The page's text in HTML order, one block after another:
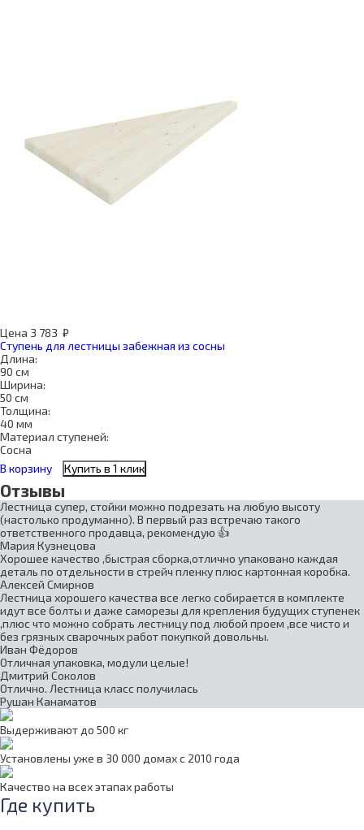
Цена 3 783 ₽
Ступень для лестницы забежная из сосны
Длина:
90 см
Ширина:
50 см
Толщина:
40 мм
Материал ступеней:
Сосна
В корзину
Купить в 1 клик
Отзывы
Лестница супер, стойки можно подрезать на любую высоту
(настолько продуманно). В первый раз встречаю такого
ответственного продавца, рекомендую 👍
Мария Кузнецова
Хорошее качество ,быстрая сборка,отлично упаковано каждая
деталь по отдельности в стрейч пленку плюс картонная коробка.
Алексей Смирнов
Лестница хорошего качества все легко собирается в комплекте
идут все болты и даже саморезы для крепления будущих ступенек
,плюс что можно собрать лестницу под любой проем ,все чисто и
без грязных сварочных работ покупкой довольны.
Иван Фёдоров
Отличная упаковка, модули целые!
Дмитрий Соколов
Отлично. Лестница класс получилась
Рушан Канаматов
Выдерживают до 500 кг
Установлены уже в 30 000 домах с 2010 года
Качество на всех этапах работы
Где купить